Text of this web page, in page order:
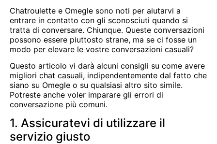
Chatroulette e Omegle sono noti per aiutarvi a
entrare in contatto con gli sconosciuti quando si
tratta di conversare. Chiunque. Queste conversazioni
possono essere piuttosto strane, ma se ci fosse un
modo per elevare le vostre conversazioni casuali?
Questo articolo vi darà alcuni consigli su come avere
migliori chat casuali, indipendentemente dal fatto che
siano su Omegle o su qualsiasi altro sito simile.
Potreste anche voler imparare gli errori di
conversazione più comuni.
1. Assicuratevi di utilizzare il
servizio giusto